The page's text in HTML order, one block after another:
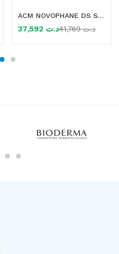
ACM NOVOPHANE DS SHAMPOOING ANTIPELLICULAIRE 125ML
د.ت د.ت41,769